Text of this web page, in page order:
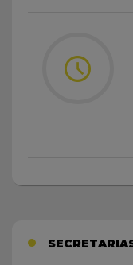
watch_later